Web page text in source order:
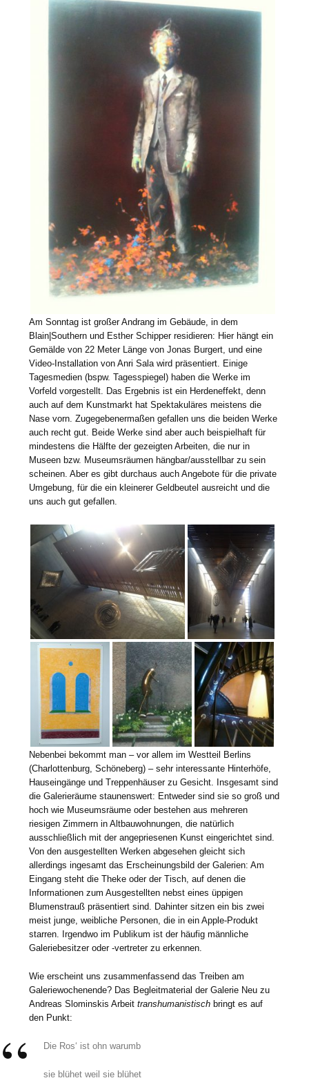
Am Sonntag ist großer Andrang im Gebäude, in dem
Blain|Southern und Esther Schipper residieren: Hier hängt ein
Gemälde von 22 Meter Länge von Jonas Burgert, und eine
Video-Installation von Anri Sala wird präsentiert. Einige
Tagesmedien (bspw. Tagesspiegel) haben die Werke im
Vorfeld vorgestellt. Das Ergebnis ist ein Herdeneffekt, denn
auch auf dem Kunstmarkt hat Spektakuläres meistens die
Nase vorn. Zugegebenermaßen gefallen uns die beiden Werke
auch recht gut. Beide Werke sind aber auch beispielhaft für
mindestens die Hälfte der gezeigten Arbeiten, die nur in
Museen bzw. Museumsräumen hängbar/ausstellbar zu sein
scheinen. Aber es gibt durchaus auch Angebote für die private
Umgebung, für die ein kleinerer Geldbeutel ausreicht und die
uns auch gut gefallen.
Nebenbei bekommt man – vor allem im Westteil Berlins
(Charlottenburg, Schöneberg) – sehr interessante Hinterhöfe,
Hauseingänge und Treppenhäuser zu Gesicht. Insgesamt sind
die Galerieräume staunenswert: Entweder sind sie so groß und
hoch wie Museumsräume oder bestehen aus mehreren
riesigen Zimmern in Altbauwohnungen, die natürlich
ausschließlich mit der angepriesenen Kunst eingerichtet sind.
Von den ausgestellten Werken abgesehen gleicht sich
allerdings ingesamt das Erscheinungsbild der Galerien: Am
Eingang steht die Theke oder der Tisch, auf denen die
Informationen zum Ausgestellten nebst eines üppigen
Blumenstrauß präsentiert sind. Dahinter sitzen ein bis zwei
meist junge, weibliche Personen, die in ein Apple-Produkt
starren. Irgendwo im Publikum ist der häufig männliche
Galeriebesitzer oder -vertreter zu erkennen.
Wie erscheint uns zusammenfassend das Treiben am
Galeriewochenende? Das Begleitmaterial der Galerie Neu zu
Andreas Slominskis Arbeittranshumanistisch bringt es auf
den Punkt:
Die Ros‘ ist ohn warumb
sie blühet weil sie blühet